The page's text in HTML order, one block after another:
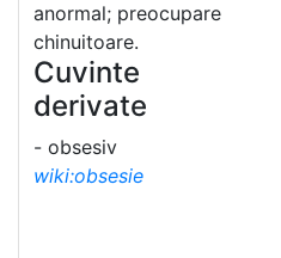
anormal; preocupare
chinuitoare.
Cuvinte
derivate
- obsesiv
wiki:obsesie